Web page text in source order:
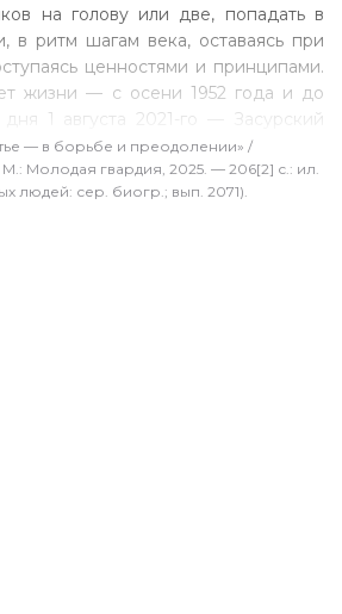
на голову или две, попадать в
в ритм шагам века, оставаясь при
ценностями и принципами.
жизни — с осени 1952 года и до
1 августа 2021-го — Засурский
журналистики Московского
университета имени М. В.
преподаватель, доцент,
о себе добрую память в сердцах
и нескольких десятков тысяч
— в борьбе и преодолении» /
Молодая гвардия, 2025. — 206[2] с.: ил.
людей: сер. биогр.; вып. 2071).